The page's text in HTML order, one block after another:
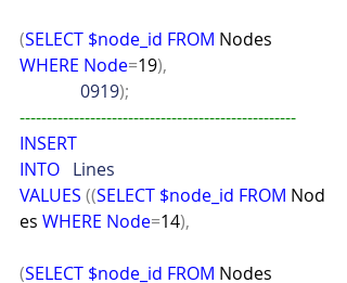
(SELECT $node_id FROM Nodes
WHERE Node=19),
0919);
---------------------------------------------------
INSERT
INTO Lines
VALUES ((SELECT $node_id FROM Nod
es WHERE Node=14),
(SELECT $node_id FROM Nodes